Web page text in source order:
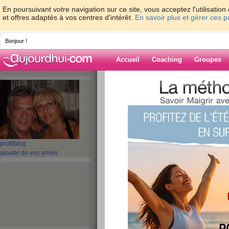
En poursuivant votre navigation sur ce site, vous acceptez
et offres adaptés à vos centres d'intérêt. En savoir plus et gérer ces
Bonjour !
Accueil Coaching Groupes
profil blog
ajouter de vos amies
> >
Blog de
Bonne soirée
Blog Patchou